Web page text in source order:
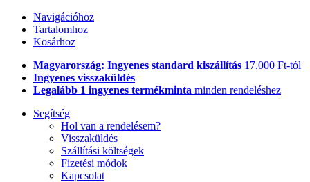
Navigációhoz
Tartalomhoz
Kosárhoz
Magyarország: Ingyenes standard kiszállítás 17.000 Ft-tól
Ingyenes visszaküldés
Legalább 1 ingyenes termékminta minden rendeléshez
Segítség
Hol van a rendelésem?
Visszaküldés
Szállítási költségek
Fizetési módok
Kapcsolat